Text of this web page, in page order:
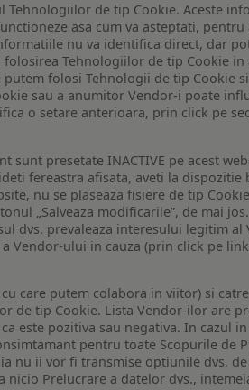
de tip Cookie. Aceste
asa cum va asteptati, pentru
nu va identifica direct, dar
Tehnologiilor de tip Cookie
folosi Tehnologii de tip Cookie
sau a anumitor Vendor-i poate
o setare anterioara, prin click pe
presetate INACTIVE pe acest
fereastra afisata, aveti la dispozitie
nu se plaseaza fisiere de tip
„Salveaza modificarile”, de mai
dvs. prevaleaza interesului legitim al
Vendor-ului in cauza (prin click pe
care putem colabora in viitor) si
de tip Cookie. Lista Vendor-ilor are
este pozitiva sau negativa. In cazul
pentru toate Scopurile de
nu ii vor fi transmise optiunile dvs.
nicio Prelucrare a datelor dvs.,